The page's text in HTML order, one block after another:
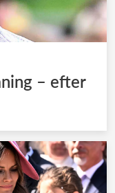
– efter